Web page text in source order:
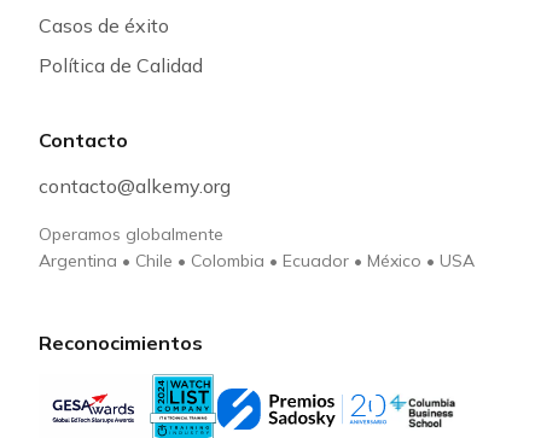
Casos de éxito
Política de Calidad
Contacto
contacto@alkemy.org
Operamos globalmente
Argentina • Chile • Colombia • Ecuador • México • USA
Reconocimientos